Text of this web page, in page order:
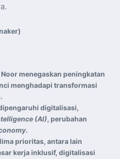
menegaskan peningkatan
menghadapi transformasi
digitalisasi,
(AI), perubahan
.
prioritas, antara lain
kerja inklusif, digitalisasi